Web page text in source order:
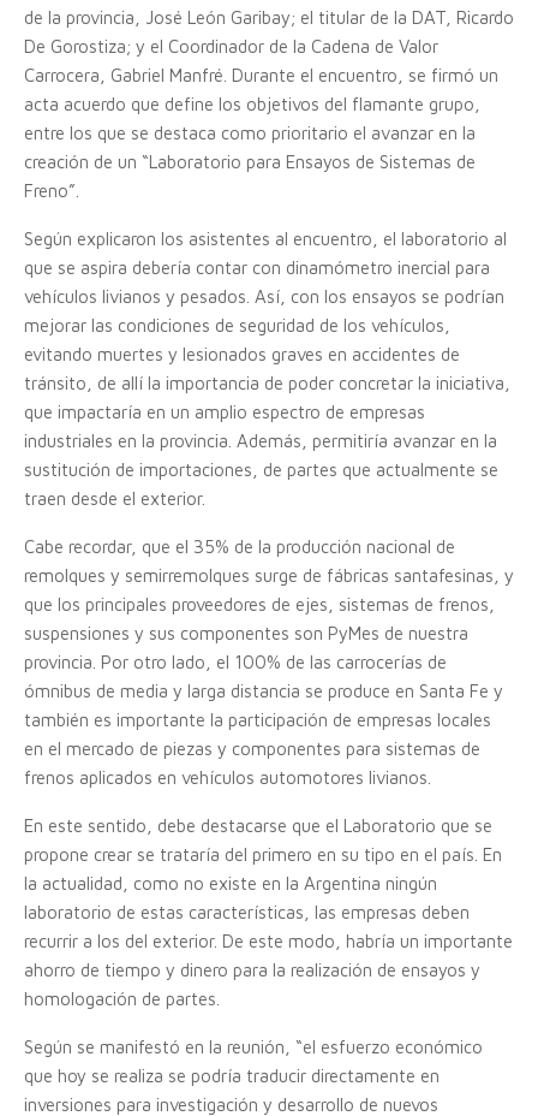
de la provincia, José León Garibay; el titular de la DAT, Ricardo
De Gorostiza; y el Coordinador de la Cadena de Valor
Carrocera, Gabriel Manfré. Durante el encuentro, se firmó un
acta acuerdo que define los objetivos del flamante grupo,
entre los que se destaca como prioritario el avanzar en la
creación de un “Laboratorio para Ensayos de Sistemas de
Freno”.
Según explicaron los asistentes al encuentro, el laboratorio al
que se aspira debería contar con dinamómetro inercial para
vehículos livianos y pesados. Así, con los ensayos se podrían
mejorar las condiciones de seguridad de los vehículos,
evitando muertes y lesionados graves en accidentes de
tránsito, de allí la importancia de poder concretar la iniciativa,
que impactaría en un amplio espectro de empresas
industriales en la provincia. Además, permitiría avanzar en la
sustitución de importaciones, de partes que actualmente se
traen desde el exterior.
Cabe recordar, que el 35% de la producción nacional de
remolques y semirremolques surge de fábricas santafesinas, y
que los principales proveedores de ejes, sistemas de frenos,
suspensiones y sus componentes son PyMes de nuestra
provincia. Por otro lado, el 100% de las carrocerías de
ómnibus de media y larga distancia se produce en Santa Fe y
también es importante la participación de empresas locales
en el mercado de piezas y componentes para sistemas de
frenos aplicados en vehículos automotores livianos.
En este sentido, debe destacarse que el Laboratorio que se
propone crear se trataría del primero en su tipo en el país. En
la actualidad, como no existe en la Argentina ningún
laboratorio de estas características, las empresas deben
recurrir a los del exterior. De este modo, habría un importante
ahorro de tiempo y dinero para la realización de ensayos y
homologación de partes.
Según se manifestó en la reunión, “el esfuerzo económico
que hoy se realiza se podría traducir directamente en
inversiones para investigación y desarrollo de nuevos